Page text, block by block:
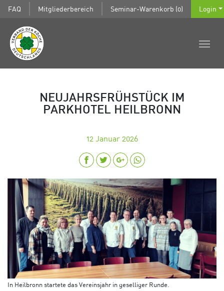
FAQ Mitgliederbereich Seminar-Warenkorb (0) Login
NEUJAHRSFRÜHSTÜCK IM
PARKHOTEL HEILBRONN
12 Januar 2026
In Heilbronn startete das Vereinsjahr in geselliger Runde.